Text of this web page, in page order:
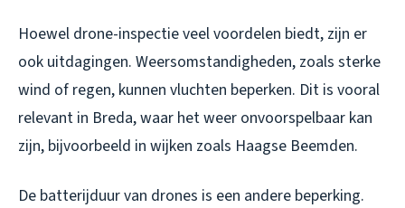
Hoewel drone-inspectie veel voordelen biedt, zijn er
ook uitdagingen. Weersomstandigheden, zoals sterke
wind of regen, kunnen vluchten beperken. Dit is vooral
relevant in Breda, waar het weer onvoorspelbaar kan
zijn, bijvoorbeeld in wijken zoals Haagse Beemden.
De batterijduur van drones is een andere beperking.